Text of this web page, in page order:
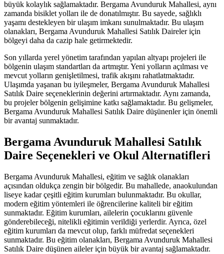
büyük kolaylık sağlamaktadır. Bergama Avunduruk Mahallesi, aynı
zamanda bisiklet yolları ile de donatılmıştır. Bu sayede, sağlıklı
yaşamı destekleyen bir ulaşım imkanı sunulmaktadır. Bu ulaşım
olanakları, Bergama Avunduruk Mahallesi Satılık Daireler için
bölgeyi daha da cazip hale getirmektedir.
Son yıllarda yerel yönetim tarafından yapılan altyapı projeleri ile
bölgenin ulaşım standartları da artmıştır. Yeni yolların açılması ve
mevcut yolların genişletilmesi, trafik akışını rahatlatmaktadır.
Ulaşımda yaşanan bu iyileşmeler, Bergama Avunduruk Mahallesi
Satılık Daire seçeneklerinin değerini artırmaktadır. Aynı zamanda,
bu projeler bölgenin gelişimine katkı sağlamaktadır. Bu gelişmeler,
Bergama Avunduruk Mahallesi Satılık Daire düşünenler için önemli
bir avantaj sunmaktadır.
Bergama Avunduruk Mahallesi Satılık
Daire Seçenekleri ve Okul Alternatifleri
Bergama Avunduruk Mahallesi, eğitim ve sağlık olanakları
açısından oldukça zengin bir bölgedir. Bu mahallede, anaokulundan
liseye kadar çeşitli eğitim kurumları bulunmaktadır. Bu okullar,
modern eğitim yöntemleri ile öğrencilerine kaliteli bir eğitim
sunmaktadır. Eğitim kurumları, ailelerin çocuklarını güvenle
gönderebileceği, nitelikli eğitimin verildiği yerlerdir. Ayrıca, özel
eğitim kurumları da mevcut olup, farklı müfredat seçenekleri
sunmaktadır. Bu eğitim olanakları, Bergama Avunduruk Mahallesi
Satılık Daire düşünen aileler için büyük bir avantaj sağlamaktadır.